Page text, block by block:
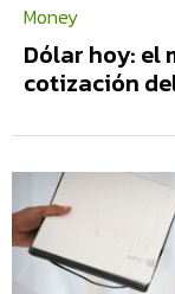
Money
Dólar hoy: el
cotización